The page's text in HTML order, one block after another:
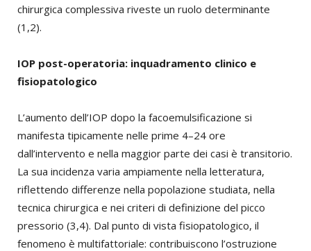
chirurgica complessiva riveste un ruolo determinante
(1,2).
IOP post-operatoria: inquadramento clinico e
fisiopatologico
L’aumento dell’IOP dopo la facoemulsificazione si
manifesta tipicamente nelle prime 4–24 ore
dall’intervento e nella maggior parte dei casi è transitorio.
La sua incidenza varia ampiamente nella letteratura,
riflettendo differenze nella popolazione studiata, nella
tecnica chirurgica e nei criteri di definizione del picco
pressorio (3,4). Dal punto di vista fisiopatologico, il
fenomeno è multifattoriale: contribuiscono l’ostruzione